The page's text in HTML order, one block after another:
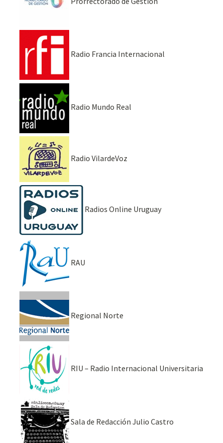
Radio Francia Internacional
Radio Mundo Real
Radio VilardeVoz
Radios Online Uruguay
RAU
Regional Norte
RIU – Radio Internacional Universitaria
Sala de Redacción Julio Castro